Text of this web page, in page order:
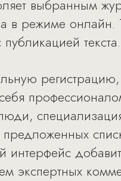
выбранным
в режиме
текста.
регистрацию,
экспертных